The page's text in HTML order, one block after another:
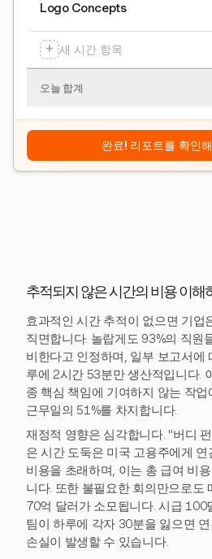
Logo Concepts
+ 새 시간 항목
오늘 합계
완료! 리포트를 확인
추적되지 않은 시간의 비용 이해
효과적인 시간 추적이 없으면 기업
직면합니다. 놀랍게도 93%의 직원
비한다고 인정하며, 일부 보고서에
루에 2시간 53분만 생산적입니다.
종 핵심 책임에 기여하지 않는 작
근무일의 51%를 차지합니다.
재정적 영향은 심각합니다. "버디
은 시간 도둑은 미국 고용주에게
비용을 초래하며, 이는 총 급여 비
니다. 또한 불필요한 회의만으로도
70억 달러가 소모됩니다. 시급 100
팀이 하루에 각자 30분을 잃으면
손실이 발생할 수 있습니다.